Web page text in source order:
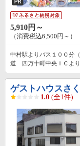
5,910円～
（消費税込6,500円～）
中村駅よりバス１００分
道 四万十町中央ＩＣよ
ゲストハウスさ
1.0 (全1件)